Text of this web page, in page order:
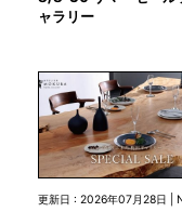
ャラリー
更新日 : 2026年07月28日 |